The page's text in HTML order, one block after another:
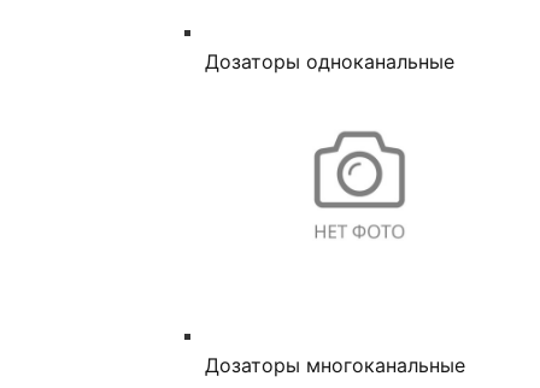
Дозаторы одноканальные
Дозаторы многоканальные